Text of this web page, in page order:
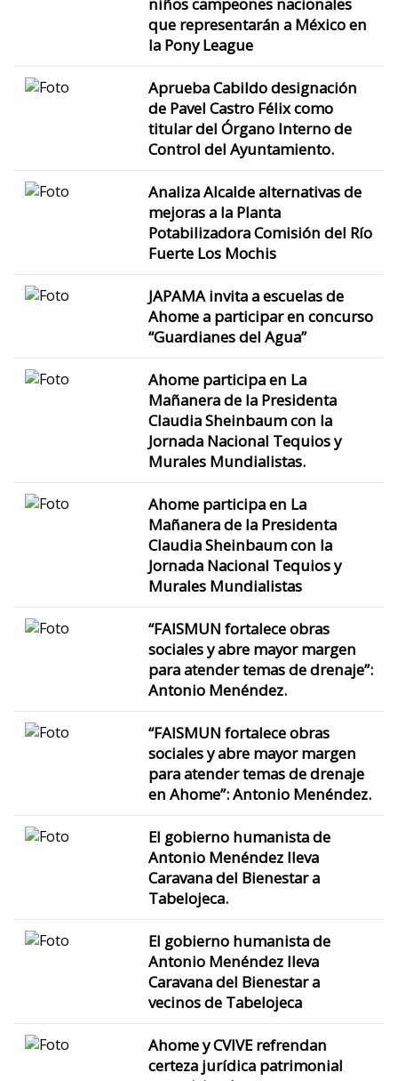
que representarán a México en
la Pony League
Aprueba Cabildo designación
de Pavel Castro Félix como
titular del Órgano Interno de
Control del Ayuntamiento.
Analiza Alcalde alternativas de
mejoras a la Planta
Potabilizadora Comisión del Río
Fuerte Los Mochis
JAPAMA invita a escuelas de
Ahome a participar en concurso
“Guardianes del Agua”
Ahome participa en La
Mañanera de la Presidenta
Claudia Sheinbaum con la
Jornada Nacional Tequios y
Murales Mundialistas.
Ahome participa en La
Mañanera de la Presidenta
Claudia Sheinbaum con la
Jornada Nacional Tequios y
Murales Mundialistas
“FAISMUN fortalece obras
sociales y abre mayor margen
para atender temas de drenaje”:
Antonio Menéndez.
“FAISMUN fortalece obras
sociales y abre mayor margen
para atender temas de drenaje
en Ahome”: Antonio Menéndez.
El gobierno humanista de
Antonio Menéndez lleva
Caravana del Bienestar a
Tabelojeca.
El gobierno humanista de
Antonio Menéndez lleva
Caravana del Bienestar a
vecinos de Tabelojeca
Ahome y CVIVE refrendan
certeza jurídica patrimonial